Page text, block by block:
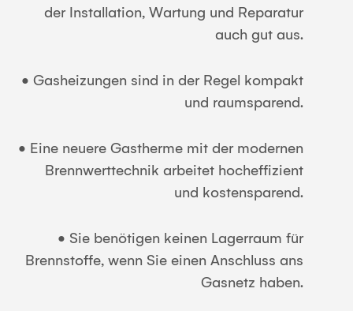
der Installation, Wartung und Reparatur
auch gut aus.
• Gasheizungen sind in der Regel kompakt
und raumsparend.
• Eine neuere Gastherme mit der modernen
Brennwerttechnik arbeitet hocheffizient
und kostensparend.
• Sie benötigen keinen Lagerraum für
Brennstoffe, wenn Sie einen Anschluss ans
Gasnetz haben.